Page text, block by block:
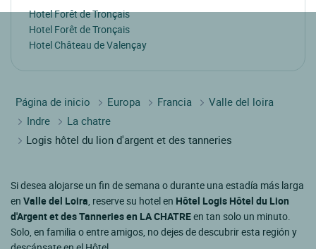
Hotel Forêt de Tronçais
Hotel Forêt de Tronçais
Hotel Château de Valençay
Página de inicio Europa Francia
Valle del loira
Indre
La chatre
Logis hôtel du lion d'argent et des tanneries
Si desea alojarse un fin de semana o durante una estadía más larga
en Valle del Loira , reserve su hotel en Hôtel Logis Hôtel du Lion
d'Argent et des Tanneries en LA CHATREen tan solo un minuto.
Solo, en familia o entre amigos, no dejes de descubrir esta región y